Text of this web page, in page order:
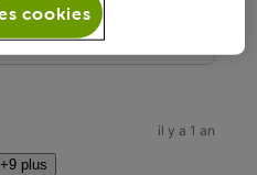
+9 plus
il y a 1 an
cookies